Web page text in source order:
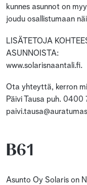
kunnes asunnot on
joudu osallistumaan
LISÄTETOJA
ASUNNOISTA:
www.solarisnaantali.fi.
Ota yhteyttä, kerron
Päivi Tausa puh.
B61
Asunto Oy Solaris on